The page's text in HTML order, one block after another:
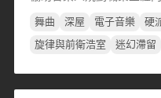
舞曲 深屋 電子音樂 硬
旋律與前衛浩室
迷幻滯留